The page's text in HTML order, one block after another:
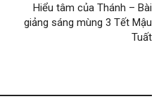
Hiểu tâm của Thánh – Bài
giảng sáng mùng 3 Tết Mậu
Tuất